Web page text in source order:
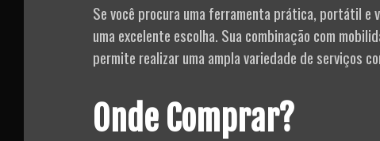
Se você procura uma ferramenta prática, portátil e
uma excelente escolha. Sua combinação com
permite realizar uma ampla variedade de serviços
Onde Comprar?